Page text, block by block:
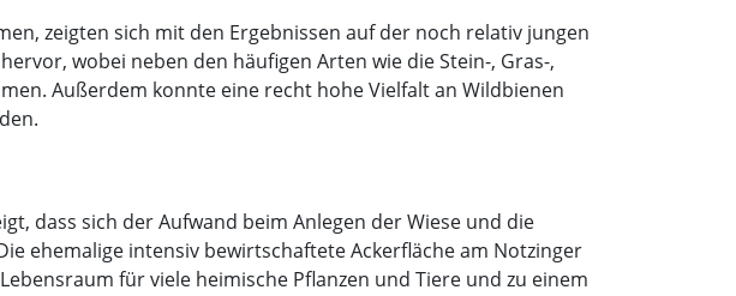
zeigten sich mit den Ergebnissen auf der noch relativ jungen
wobei neben den häufigen Arten wie die Stein-, Gras-,
Außerdem konnte eine recht hohe Vielfalt an Wildbienen
dass sich der Aufwand beim Anlegen der Wiese und die
ehemalige intensiv bewirtschaftete Ackerfläche am Notzinger
für viele heimische Pflanzen und Tiere und zu einem